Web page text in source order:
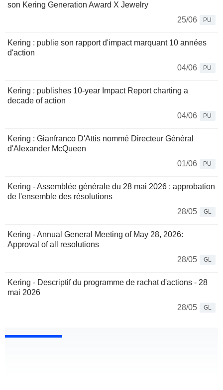
son Kering Generation Award X Jewelry
25/06
PU
Kering : publie son rapport d'impact marquant 10 années
d'action
04/06
PU
Kering : publishes 10-year Impact Report charting a
decade of action
04/06
PU
Kering : Gianfranco D'Attis nommé Directeur Général
d'Alexander McQueen
01/06
PU
Kering - Assemblée générale du 28 mai 2026 : approbation
de l'ensemble des résolutions
28/05
GL
Kering - Annual General Meeting of May 28, 2026:
Approval of all resolutions
28/05
GL
Kering - Descriptif du programme de rachat d'actions - 28
mai 2026
28/05
GL